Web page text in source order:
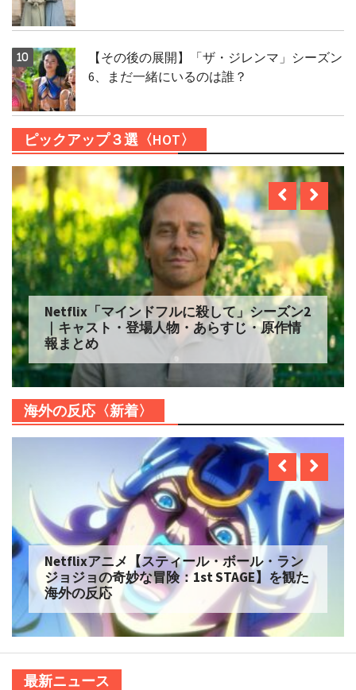
【その後の展開】「ザ・ジレンマ」シーズン
6、まだ一緒にいるのは誰？
ピックアップ３選〈HOT〉
Netflix「マインドフルに殺して」シーズン2
｜キャスト・登場人物・あらすじ・原作情
報まとめ
海外の反応〈新着〉
Netflixアニメ【スティール・ボール・ラン
ジョジョの奇妙な冒険：1st STAGE】を観た
海外の反応